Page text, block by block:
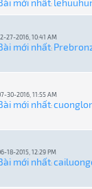
mới nhất:
27-2016, 10:41 AM
mới nhất:
30-2016, 11:55 AM
mới nhất:
18-2015, 12:29 PM
mới nhất: